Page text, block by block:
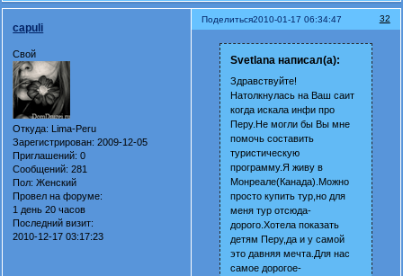
Поделиться 32
2010-01-17 06:34:47
capuli
Свой
Откуда:
Lima-Peru
Зарегистрирован: 2009-12-05
Приглашений: 0
Сообщений: 281
Пол: Женский
Провел на форуме:
1 день 20 часов
Последний визит:
2010-12-17 03:17:23
Svetlana написал(а):
Здравствуйте!
Натолкнулась на Ваш саит
когда искала инфи про
Перу.Не могли бы Вы мне
помочь составить
туристическую
программу.Я живу в
Монреале(Канада).Можно
просто купить тур,но для
меня тур отсюда-
дорого.Хотела показать
детям Перу,да и у самой
это давняя мечта.Для нас
самое дорогое-